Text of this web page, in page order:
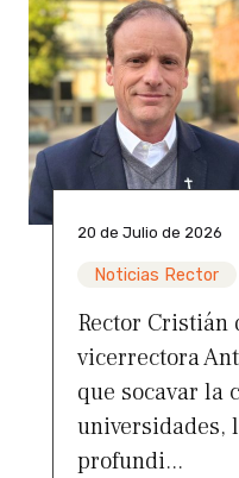
20 de Julio de 2026
Noticias Rector
Rector Cristián
vicerrectora
que socavar la
universidades,
profundi...